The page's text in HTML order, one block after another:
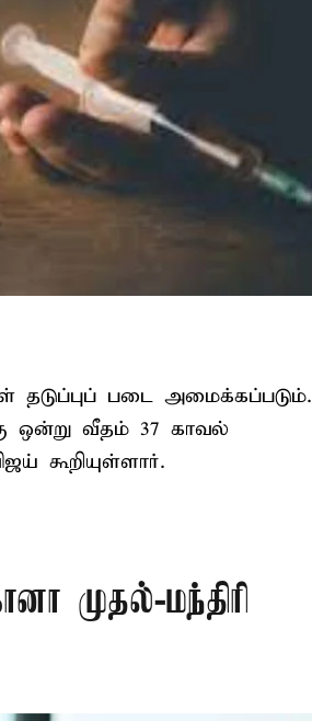
தடுப்புப் படை அமைக்கப்படும்.
ஒன்று வீதம் 37 காவல்
கூறியுள்ளார்.
முதல்-மந்திரி